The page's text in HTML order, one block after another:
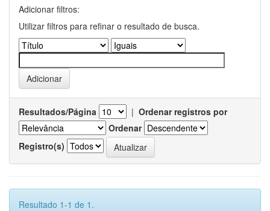
Adicionar filtros:
Utilizar filtros para refinar o resultado de busca.
Resultados/Página | Ordenar registros por
Ordenar
Registro(s)
Resultado 1-1 de 1.